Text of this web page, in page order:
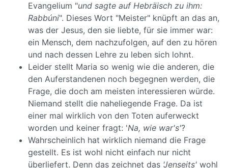
Evangelium "und sagte auf Hebräisch zu ihm:
Rabbúni". Dieses Wort "Meister" knüpft an das an,
was der Jesus, den sie liebte, für sie immer war:
ein Mensch, dem nachzufolgen, auf den zu hören
und nach dessen Lehre zu leben sich lohnt.
Leider stellt Maria so wenig wie die anderen, die
den Auferstandenen noch begegnen werden, die
Frage, die doch am meisten interessieren würde.
Niemand stellt die naheliegende Frage. Da ist
einer mal wirklich von den Toten auferweckt
worden und keiner fragt: 'Na, wie war's'?
Wahrscheinlich hat wirklich niemand die Frage
gestellt. Es ist wohl nicht einfach nur nicht
überliefert. Denn das zeichnet das 'Jenseits' wohl